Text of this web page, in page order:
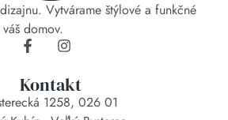
Vytvárame štýlové a funkčné
domov.
Kontakt
1258, 026 01